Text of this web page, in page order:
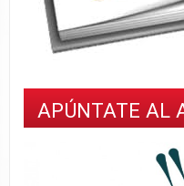
APÚNTATE AL